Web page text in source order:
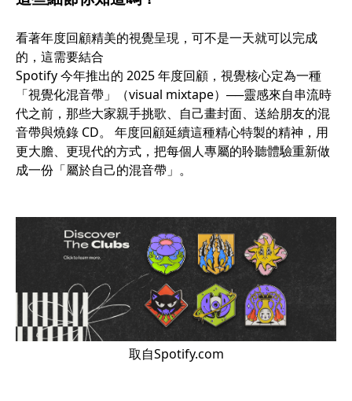
看著年度回顧精美的視覺呈現，可不是一天就可以完成
的，這需要結合
Spotify 今年推出的 2025 年度回顧，視覺核心定為一種
「視覺化混音帶」（visual mixtape）──靈感來自串流時
代之前，那些大家親手挑歌、自己畫封面、送給朋友的混
音帶與燒錄 CD。 年度回顧延續這種精心特製的精神，用
更大膽、更現代的方式，把每個人專屬的聆聽體驗重新做
成一份「屬於自己的混音帶」。
取自Spotify.com